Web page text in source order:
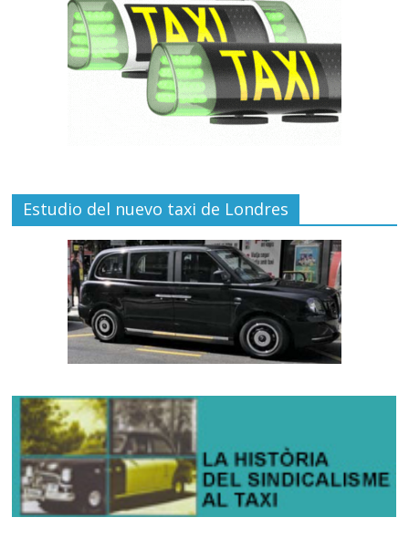
Estudio del nuevo taxi de Londres